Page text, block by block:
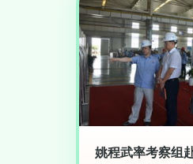
姚程武率考察组